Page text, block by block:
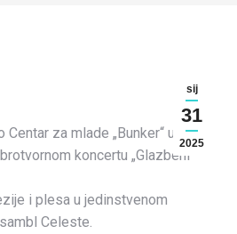
sij
31
2025
za mlade „Bunker“ u
koncertu „Glazbeni
i plesa u jedinstvenom
Celeste.